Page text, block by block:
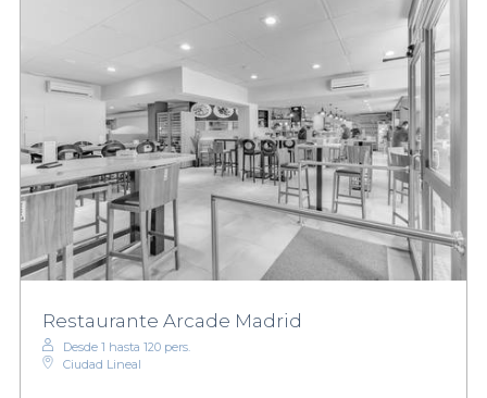
Restaurante Arcade Madrid
Desde 1 hasta 120 pers.
Ciudad Lineal